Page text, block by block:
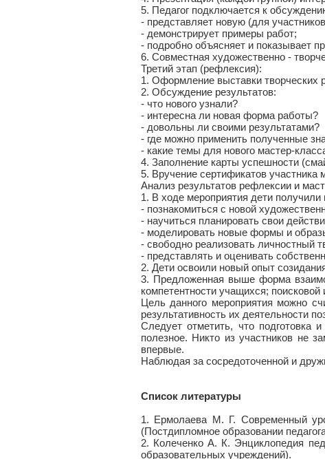
5. Педагог подключается к
- представляет новую (для
- демонстрирует примеры работ;
- подробно объясняет и показывает
6. Совместная художественно -
Третий этап (рефлексия):
1. Оформление выставки творческих
2. Обсуждение результатов:
- что нового узнали?
- интересна ли новая форма работы?
- довольны ли своими результатами?
- где можно применить полученные
- какие темы для нового мастер-
4. Заполнение карты успешности
5. Вручение сертификатов участника
Анализ результатов рефлексии и
1. В ходе мероприятия дети получили
- познакомиться с новой
- научиться планировать свои
- моделировать новые формы и
- свободно реализовать личностный
- представлять и оценивать
2. Дети освоили новый опыт
3. Предложенная выше форма
компетентности учащихся;
Цель данного мероприятия можно
результативность их деятельности
Следует отметить, что подготовка
полезное. Никто из участников не
впервые.
Наблюдая за сосредоточенной и
Список литературы
1. Ермолаева М. Г. Современный
(Постдипломное образовании
2. Колеченко А. К. Энциклопедия
образовательных учреждений).